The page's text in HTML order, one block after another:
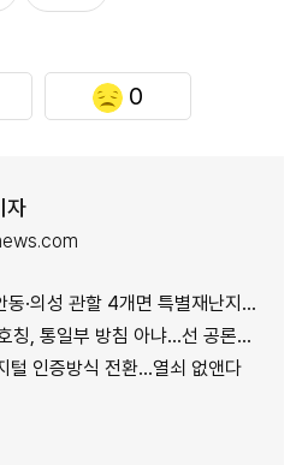
0
자
성 관할 4개면 특별재난지역 선포
통일부 방침 아냐...선 공론화 먼저"
털 인증방식 전환…열쇠 없앤다